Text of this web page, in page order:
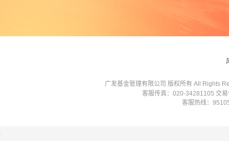
广发基金管理有限公司 版权所有 All Rights
客服传真：020-34281105 交
客服热线：